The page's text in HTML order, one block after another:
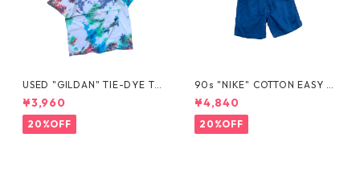
USED "GILDAN" TIE-DYE TE
E
¥3,960
20%OFF
90s "NIKE" COTTON EASY S
HORTS
¥4,840
20%OFF